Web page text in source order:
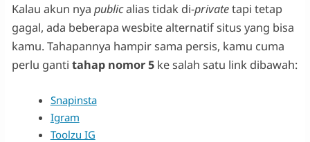
Kalau akun nya publicalias tidak di-privatetapi tetap
gagal, ada beberapa wesbite alternatif situs yang bisa
kamu. Tahapannya hampir sama persis, kamu cuma
perlu ganti tahap nomor 5ke salah satu link dibawah:
Snapinsta
Igram
Toolzu IG